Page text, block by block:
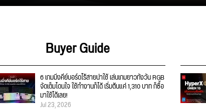
Buyer Guide
6 เกมมิ่งคีย์บอร์ดไร้สายน่าใช้ เล่นเกมยาวทั้งวัน RGB
จัดเต็มโดนใจ ใช้ทำงานก็ได้ เริ่มต้นแค่ 1,310 บาท ก็ซื้อ
มาใช้ได้เลย!
Jul 23, 2026